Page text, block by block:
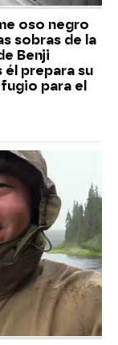
oso negro
sobras de la
Benji
él prepara su
para el